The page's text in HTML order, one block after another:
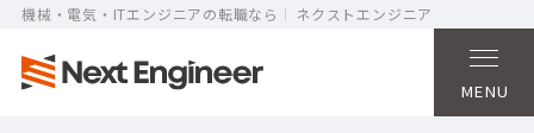
機械・電気・ITエンジニアの転職なら ネクストエンジニア
MENU